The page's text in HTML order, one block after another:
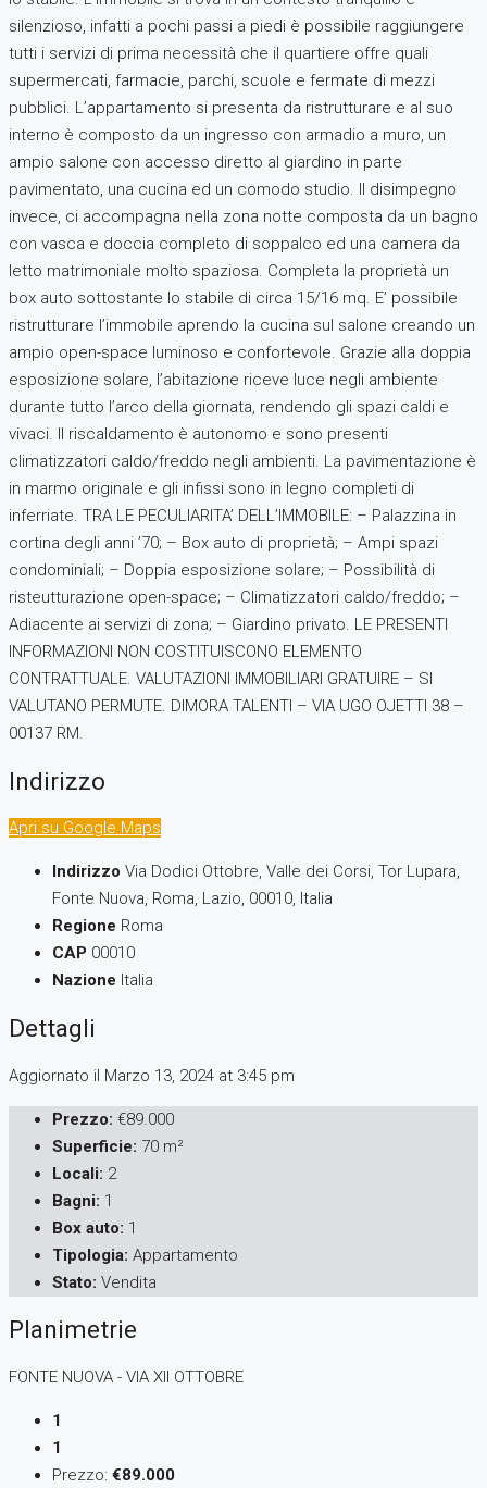
silenzioso, infatti a pochi passi a piedi è possibile raggiungere
tutti i servizi di prima necessità che il quartiere offre quali
supermercati, farmacie, parchi, scuole e fermate di mezzi
pubblici. L’appartamento si presenta da ristrutturare e al suo
interno è composto da un ingresso con armadio a muro, un
ampio salone con accesso diretto al giardino in parte
pavimentato, una cucina ed un comodo studio. Il disimpegno
invece, ci accompagna nella zona notte composta da un bagno
con vasca e doccia completo di soppalco ed una camera da
letto matrimoniale molto spaziosa. Completa la proprietà un
box auto sottostante lo stabile di circa 15/16 mq. E’ possibile
ristrutturare l’immobile aprendo la cucina sul salone creando un
ampio open-space luminoso e confortevole. Grazie alla doppia
esposizione solare, l’abitazione riceve luce negli ambiente
durante tutto l’arco della giornata, rendendo gli spazi caldi e
vivaci. Il riscaldamento è autonomo e sono presenti
climatizzatori caldo/freddo negli ambienti. La pavimentazione è
in marmo originale e gli infissi sono in legno completi di
inferriate. TRA LE PECULIARITA’ DELL’IMMOBILE: – Palazzina in
cortina degli anni ’70; – Box auto di proprietà; – Ampi spazi
condominiali; – Doppia esposizione solare; – Possibilità di
risteutturazione open-space; – Climatizzatori caldo/freddo; –
Adiacente ai servizi di zona; – Giardino privato. LE PRESENTI
INFORMAZIONI NON COSTITUISCONO ELEMENTO
CONTRATTUALE. VALUTAZIONI IMMOBILIARI GRATUIRE – SI
VALUTANO PERMUTE. DIMORA TALENTI – VIA UGO OJETTI 38 –
00137 RM.
Indirizzo
Apri su Google Maps
Indirizzo Via Dodici Ottobre, Valle dei Corsi, Tor Lupara,
Fonte Nuova, Roma, Lazio, 00010, Italia
Regione Roma
CAP 00010
Nazione Italia
Dettagli
Aggiornato il Marzo 13, 2024 at 3:45 pm
Prezzo: €89.000
Superficie: 70 m²
Locali: 2
Bagni: 1
Box auto: 1
Tipologia: Appartamento
Stato: Vendita
Planimetrie
FONTE NUOVA - VIA XII OTTOBRE
1
1
Prezzo: €89.000